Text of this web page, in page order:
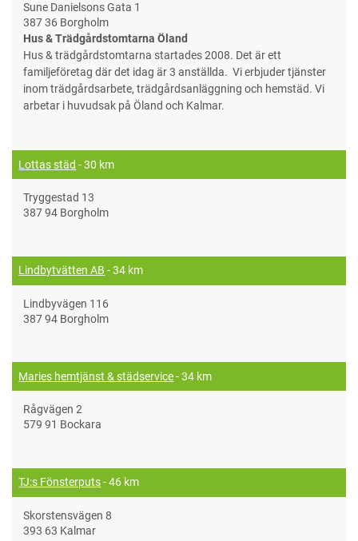
Sune Danielsons Gata 1
387 36 Borgholm
Hus & Trädgårdstomtarna Öland
Hus & trädgårdstomtarna startades 2008. Det är ett
familjeföretag där det idag är 3 anställda. Vi erbjuder tjänster
inom trädgårdsarbete, trädgårdsanläggning och hemstäd. Vi
arbetar i huvudsak på Öland och Kalmar.
Lottas städ - 30 km
Tryggestad 13
387 94 Borgholm
Lindbytvätten AB - 34 km
Lindbyvägen 116
387 94 Borgholm
Maries hemtjänst & städservice- 34 km
Rågvägen 2
579 91 Bockara
TJ:s Fönsterputs- 46 km
Skorstensvägen 8
393 63 Kalmar